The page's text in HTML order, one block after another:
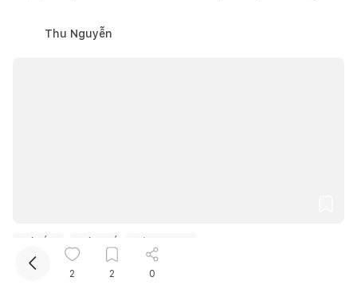
Thu Nguyễn
Nhà ống vẫn thoáng và riêng tư nhờ thiết kế mặt tiền
2 2 0